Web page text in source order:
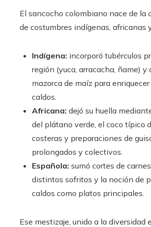
El sancocho colombiano nace de la
de costumbres indígenas, africanas
Indígena: incorporó tubérculos
región (yuca, arracacha, ñame) y
mazorca de maíz para
caldos.
Africana: dejó su huella
del plátano verde, el coco típico
costeras y preparaciones de
prolongados y colectivos.
Española: sumó cortes de
distintos sofritos y la noción de
caldos como platos principales.
Ese mestizaje, unido a la diversidad